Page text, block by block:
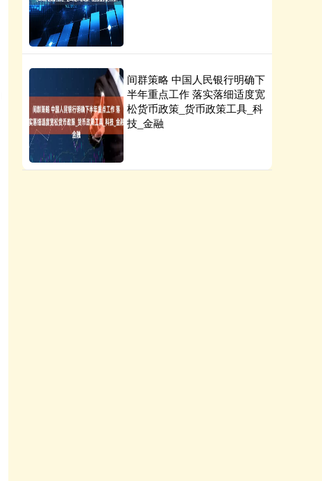
间群策略 中国人民银行明确下
半年重点工作 落实落细适度宽
松货币政策_货币政策工具_科
技_金融